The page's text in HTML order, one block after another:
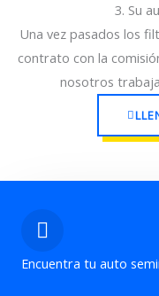
3. Su
Una vez pasados los
contrato con la
nosotros
Encuentra tu auto